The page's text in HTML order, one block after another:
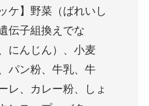
ケ】野菜（ばれいし
伝子組換えでな
にんじん）、小麦
パン粉、牛乳、牛
レ、カレー粉、しょ